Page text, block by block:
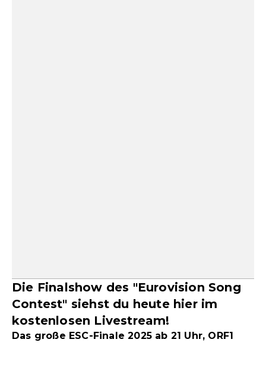
Die Finalshow des "Eurovision Song
Contest" siehst du heute hier im
kostenlosen Livestream!
Das große ESC-Finale 2025 ab 21 Uhr, ORF1